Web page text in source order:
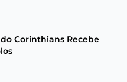
Corinthians Recebe